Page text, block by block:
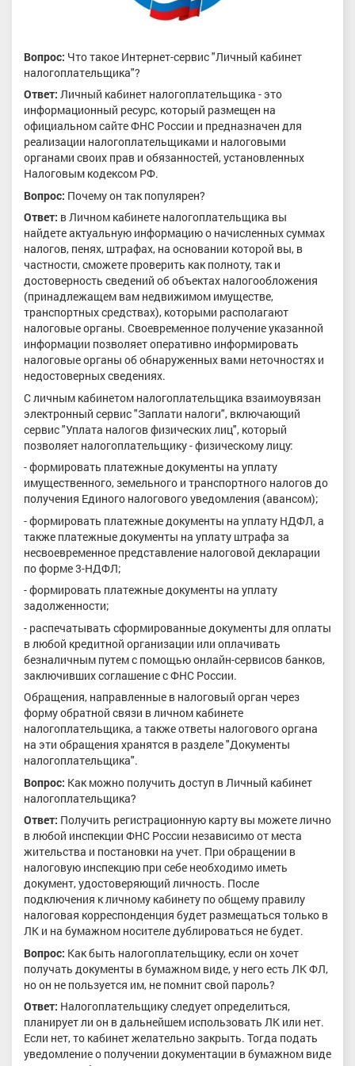
Вопрос: Что такое Интернет-сервис "Личный кабинет
налогоплательщика"?
Ответ: Личный кабинет налогоплательщика - это
информационный ресурс, который размещен на
официальном сайте ФНС России и предназначен для
реализации налогоплательщиками и налоговыми
органами своих прав и обязанностей, установленных
Налоговым кодексом РФ.
Вопрос: Почему он так популярен?
Ответ: в Личном кабинете налогоплательщика вы
найдете актуальную информацию о начисленных суммах
налогов, пенях, штрафах, на основании которой вы, в
частности, сможете проверить как полноту, так и
достоверность сведений об объектах налогообложения
(принадлежащем вам недвижимом имуществе,
транспортных средствах), которыми располагают
налоговые органы. Своевременное получение указанной
информации позволяет оперативно информировать
налоговые органы об обнаруженных вами неточностях и
недостоверных сведениях.
С личным кабинетом налогоплательщика взаимоувязан
электронный сервис "Заплати налоги", включающий
сервис "Уплата налогов физических лиц", который
позволяет налогоплательщику - физическому лицу:
- формировать платежные документы на уплату
имущественного, земельного и транспортного налогов до
получения Единого налогового уведомления (авансом);
- формировать платежные документы на уплату НДФЛ, а
также платежные документы на уплату штрафа за
несвоевременное представление налоговой декларации
по форме 3-НДФЛ;
- формировать платежные документы на уплату
задолженности;
- распечатывать сформированные документы для оплаты
в любой кредитной организации или оплачивать
безналичным путем с помощью онлайн-сервисов банков,
заключивших соглашение с ФНС России.
Обращения, направленные в налоговый орган через
форму обратной связи в личном кабинете
налогоплательщика, а также ответы налогового органа
на эти обращения хранятся в разделе "Документы
налогоплательщика".
Вопрос: Как можно получить доступ в Личный кабинет
налогоплательщика?
Ответ: Получить регистрационную карту вы можете лично
в любой инспекции ФНС России независимо от места
жительства и постановки на учет. При обращении в
налоговую инспекцию при себе необходимо иметь
документ, удостоверяющий личность. После
подключения к личному кабинету по общему правилу
налоговая корреспонденция будет размещаться только в
ЛК и на бумажном носителе дублироваться не будет.
Вопрос: Как быть налогоплательщику, если он хочет
получать документы в бумажном виде, у него есть ЛК ФЛ,
но он не пользуется им, не помнит свой пароль?
Ответ: Налогоплательщику следует определиться,
планирует ли он в дальнейшем использовать ЛК или нет.
Если нет, то кабинет желательно закрыть. Тогда подать
уведомление о получении документации в бумажном виде